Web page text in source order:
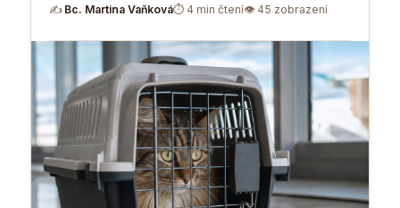
✍ Bc. Martina Vaňková⏱ 4 min čtení👁 45 zobrazení